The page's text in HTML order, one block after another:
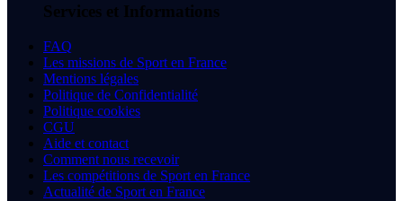
Services et Informations
FAQ
Les missions de Sport en France
Mentions légales
Politique de Confidentialité
Politique cookies
CGU
Aide et contact
Comment nous recevoir
Les compétitions de Sport en France
Actualité de Sport en France